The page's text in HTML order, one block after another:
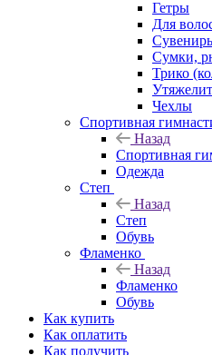
Гетры
Для
Сумки,
Трико
Чехлы
Спортивная
Назад
Спортивная
Одежда
Степ
Назад
Степ
Обувь
Фламенко
Назад
Фламенко
Обувь
Как купить
Как оплатить
Как получить